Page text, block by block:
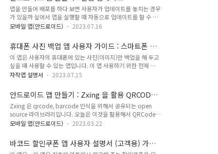
all-files-from-local-storage-media-store-api-e9b9
14cd71e1 Android Fetch All Files From Local Storage
(Media Store API) 🥲Hi android devs! Hope you are all
appUpdateManager deprecated 해결해 보
기
앱을 만들어 배포를 하다 보면 사용자가 업데이트를 놓치는 경우
가 있을까 싶어서 앱을 실행할 때 자동으로 업데이트를 할 수 있
도록 코드 구현을 하고 있습니다. 물론 잠자는 시간에 충전을 하
다만, 그래도... 코드를 구현해 사용하다 보니 어느날
deprecated 되어 다는 이야기가 나옵니다. 안드로이드 버전이
올라가면서 나오는 현상이기는 하겠습니다만, 개발자 페이지를
찾아보겠습니다.
https://developer.android.com/reference/com/google/
AppUpdateManager | Android Developers Stay organ..
모바일 앱(안드로이드) 2023.07.16
휴대폰 사진 백업 앱 사용자 가이드 : 스마트폰 사
진 백업 하기
이 앱은 사용자의 휴대폰에 있는 사진(이미지)만 백업을 해 두고
싶을 때 사용할 수 있는 앱입니다. 이 앱 사용하기 위한 전제 조
건은 2가지입니다. WIFI 을 사용할 수 있는 가 ?NAS을 사용할
지고 있지 않다면 그냥 이 앱을 지우고 벗어나시길 바랍니다. 이
제 시작해 보겠습니다. 먼저 설정을 해 보겠습니다. ** 서버 접속
준비 하기 입력해야 하는 것은 서버 IP을 입력합니다. 앱에서는
동일한 WIFI 에서 사용할 수 있는 NAS의 FTP을 사용하는 것을
기준으로 앱을 구현하였기 때문에 IP 주소를 입력받습니다. 사용
PASSWORD을 입력하면 됩니다. 서버 경로는 FTP로..
자작앱 설명서 2023.07.15
안드로이드 앱 만들기 : Zxing 을 활용 QRCODE
생성 (feat Kotlin)
Zxing 은 qrcode, barcode 인식을 위해서 공유되는 open
source 라이브러리입니다. 오늘은 이것을 활용해서 QRCode
을 만들어서 앱에 공유 하는 이야기를 해 보고자 합니다. 이전 포
playstore에 게시했던 기억이 있습니다.
https://billcorea.tistory.com/324 할인쿠폰 모아보기 앱 사
모바일 앱(안드로이드) 2023.03.22
바코드 할인쿠폰 앱 사용자 설명서 (고객용) 가이